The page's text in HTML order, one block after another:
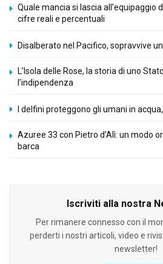
Quale mancia si lascia all’equipaggio
cifre reali e percentuali
Disalberato nel Pacifico, sopravvive
L’Isola delle Rose, la storia di uno
l’indipendenza
I delfini proteggono gli umani in
Azuree 33 con Pietro d’Alì: un modo
barca
Iscriviti alla nostra
Per rimanere connesso con il
perderti i nostri articoli, video e
newsletter!